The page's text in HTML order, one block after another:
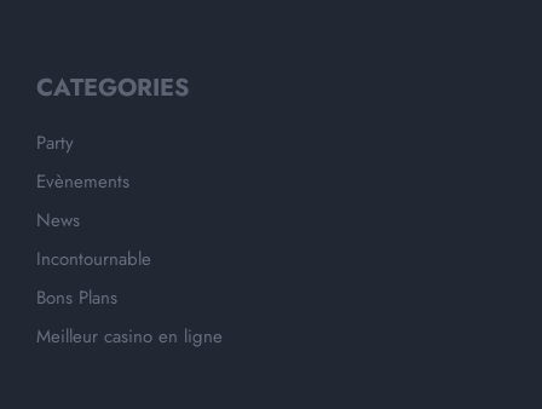
CATEGORIES
Party
Evènements
News
Incontournable
Bons Plans
Meilleur casino en ligne